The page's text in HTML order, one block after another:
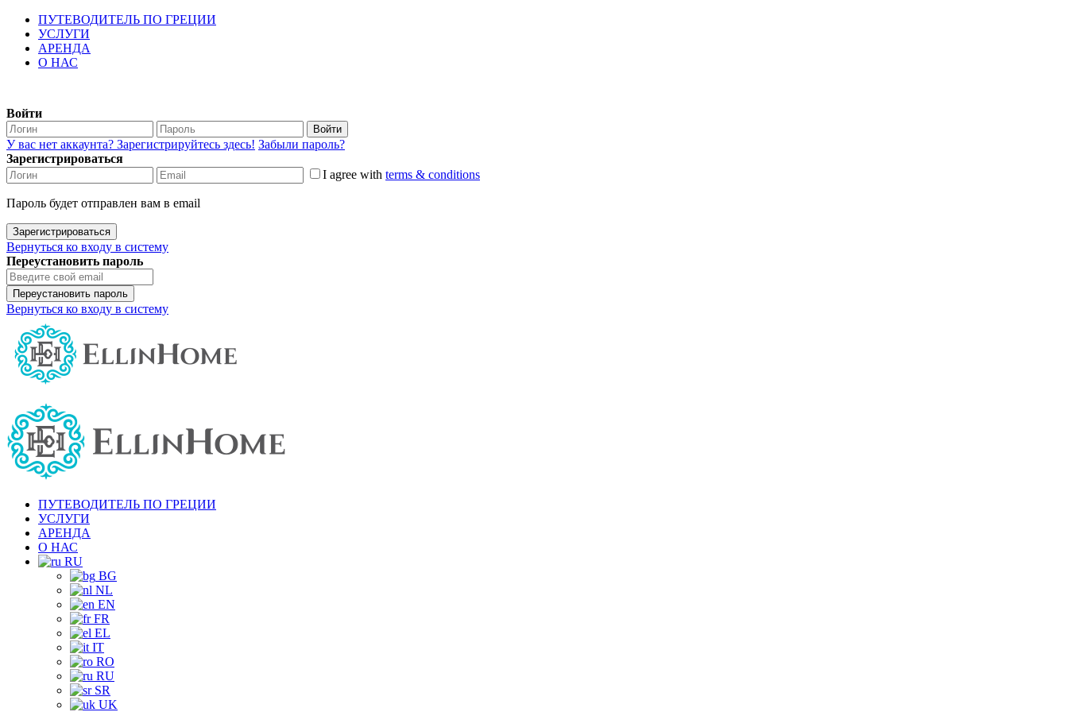
ПУТЕВОДИТЕЛЬ ПО ГРЕЦИИ
УСЛУГИ
АРЕНДА
О НАС
Войти
Войти
У вас нет аккаунта? Зарегистрируйтесь здесь! Забыли пароль?
Зарегистрироваться
I agree with terms & conditions
Пароль будет отправлен вам в email
Зарегистрироваться
Вернуться ко входу в систему
Переустановить пароль
Переустановить пароль
Вернуться ко входу в систему
ПУТЕВОДИТЕЛЬ ПО ГРЕЦИИ
УСЛУГИ
АРЕНДА
О НАС
RU
BG
NL
EN
FR
EL
IT
RO
RU
SR
UK